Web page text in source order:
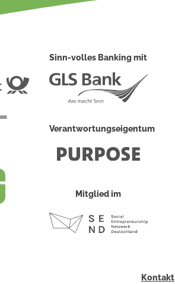
Deutsche
Sinn-volles Banking mit
Verantwortungseigentum
Mitglied im
Kontakt